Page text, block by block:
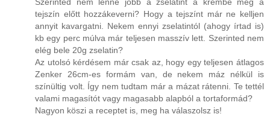
Szerinted nem lenne jobb a zselatint a krémbe még a
tejszín előtt hozzákeverni? Hogy a tejszínt már ne kelljen
annyit kavargatni. Nekem ennyi zselatintól (ahogy írtad is)
kb egy perc múlva már teljesen masszív lett. Szerinted nem
elég bele 20g zselatin?
Az utolsó kérdésem már csak az, hogy egy teljesen átlagos
Zenker 26cm-es formám van, de nekem máz nélkül is
színültig volt. Így nem tudtam már a mázat rátenni. Te tettél
valami magasítót vagy magasabb alapból a tortaformád?
Nagyon köszi a receptet is, meg ha válaszolsz is!